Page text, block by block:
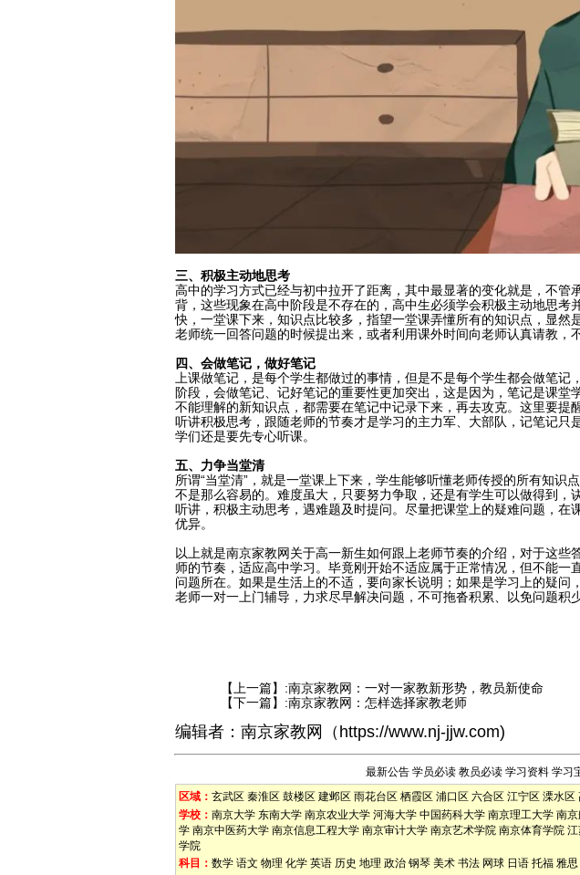
三、积极主动地思考
高中的学习方式已经与初中拉开了距离，其中最显著的变化就是，不
背，这些现象在高中阶段是不存在的，高中生必须学会积极主动地思
快，一堂课下来，知识点比较多，指望一堂课弄懂所有的知识点，显
老师统一回答问题的时候提出来，或者利用课外时间向老师认真请教，
四、会做笔记，做好笔记
上课做笔记，是每个学生都做过的事情，但是不是每个学生都会做笔
阶段，会做笔记、记好笔记的重要性更加突出，这是因为，笔记是课
不能理解的新知识点，都需要在笔记中记录下来，再去攻克。这里要
听讲积极思考，跟随老师的节奏才是学习的主力军、大部队，记笔记
学们还是要先专心听课。
五、力争当堂清
所谓“当堂清”，就是一堂课上下来，学生能够听懂老师传授的所有知识
不是那么容易的。难度虽大，只要努力争取，还是有学生可以做得到
听讲，积极主动思考，遇难题及时提问。尽量把课堂上的疑难问题，
优异。
以上就是南京家教网关于高一新生如何跟上老师节奏的介绍，对于这
师的节奏，适应高中学习。毕竟刚开始不适应属于正常情况，但不能
问题所在。如果是生活上的不适，要向家长说明；如果是学习上的疑
老师一对一上门辅导，力求尽早解决问题，不可拖沓积累、 以免问题积
【上一篇】:南京家教网：一对一家教新形势，教员新使命
【下一篇】:南京家教网：怎样选择家教老师
编辑者： 南京家教网 （ https://www.nj-jjw.com)
最新公告 学员必读 教员必读 学习资料 学习
区域： 玄武区 秦淮区 鼓楼区 建邺区 雨花台区 栖霞区 浦口区 六合区 江宁区 溧水区
学校： 南京大学 东南大学 南京农业大学 河海大学 中国药科大学 南京理工大学 南
学 南京中医药大学 南京信息工程大学 南京审计大学 南京艺术学院 南京体育学院
学院
科目： 数学 语文 物理 化学 英语 历史 地理 政治 钢琴 美术 书法 网球 日语 托福 雅思